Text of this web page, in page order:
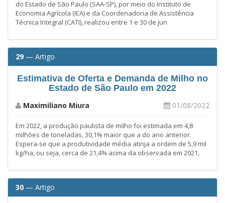
do Estado de São Paulo (SAA-SP), por meio do Instituto de
Economia Agrícola (IEA) e da Coordenadoria de Assistência
Técnica Integral (CATI), realizou entre 1 e 30 de jun
29 — Artigo
Estimativa de Oferta e Demanda de Milho no
Estado de São Paulo em 2022
Maximiliano Miura 01/08/2022
Em 2022, a produção paulista de milho foi estimada em 4,8
milhões de toneladas, 30,1% maior que a do ano anterior.
Espera-se que a produtividade média atinja a ordem de 5,9 mil
kg/ha, ou seja, cerca de 21,4% acima da observada em 2021,
30 — Artigo